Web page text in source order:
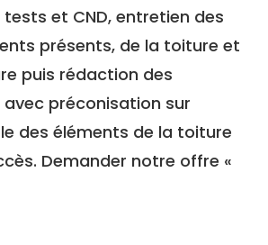
et CND, entretien des
présents, de la toiture et
puis rédaction des
préconisation sur
des éléments de la toiture
Demander notre offre «